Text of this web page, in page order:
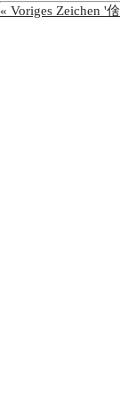
« Voriges Zeichen '